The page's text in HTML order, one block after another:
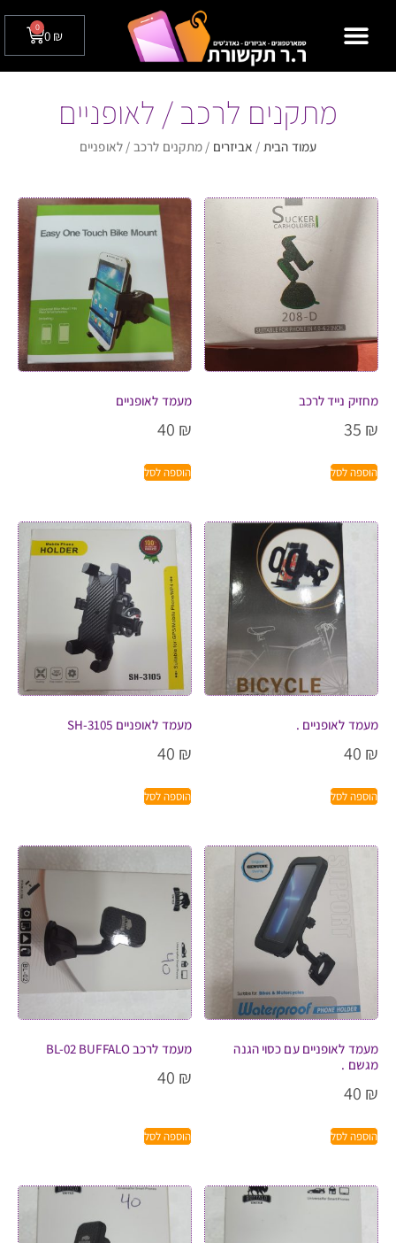
0 ₪
0
מתקנים לרכב / לאופניים
עמוד הבית / אביזרים / מתקנים לרכב / לאופניים
מחזיק נייד לרכב
35 ₪
הוספה לסל
מעמד לאופניים
40 ₪
הוספה לסל
מעמד לאופניים .
40 ₪
הוספה לסל
מעמד לאופניים SH-3105
40 ₪
הוספה לסל
מעמד לאופניים עם כסוי הגנה
מגשם .
40 ₪
הוספה לסל
מעמד לרכב BL-02 BUFFALO
40 ₪
הוספה לסל